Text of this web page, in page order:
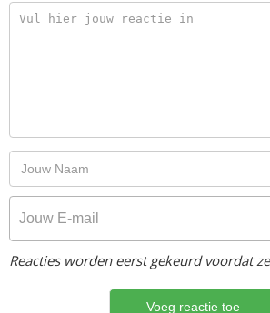
Reacties worden eerst gekeurd voordat